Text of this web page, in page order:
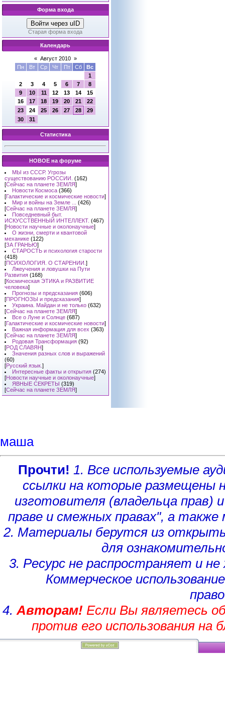
Форма входа
Войти через uID
Старая форма входа
Календарь
« Август 2010 »
Пн
Вт Ср Чт Пт Сб
Вс
1
2
3 4 5 6 7
8
9
10 11 12 13 14
15
16
17 18 19 20 21
22
23
24 25 26 27 28
29
30
31
Статистика
НОВОЕ на форуме
МЫ из СССР. Угрозы
существованию РОССИИ. (162)
[Сейчас на планете ЗЕМЛЯ]
Новости Космоса (366)
[Галактические и космические новости]
Мир и войны на Земле ...
(426)
[Сейчас на планете ЗЕМЛЯ]
Повседневный быт.
ИСКУССТВЕННЫЙ ИНТЕЛЛЕКТ. (467)
[Новости научные и околонаучные]
О жизни, смерти и квантовой
механике (122)
[ЗА ГРАНЬЮ]
СТАРОСТЬ и психология старости
(418)
[ПСИХОЛОГИЯ. О СТАРЕНИИ. ]
Лжеучения и ловушки на Пути
Развития (168)
[Космическая ЭТИКА и РАЗВИТИЕ
человека]
Прогнозы и предсказания (606)
[ПРОГНОЗЫ и предсказания]
Украина. Майдан и не только (632)
[Сейчас на планете ЗЕМЛЯ]
Все о Луне и Солнце (687)
[Галактические и космические новости]
Важная информация для всех (363)
[Сейчас на планете ЗЕМЛЯ]
Родовая Трансформация (92)
[РОД СЛАВЯН]
Значения разных слов и выражений
(60)
[Русский язык. ]
Интересные факты и открытия (274)
[Новости научные и околонаучные]
ЯВНЫЕ СЕКРЕТЫ (319)
[Сейчас на планете ЗЕМЛЯ]
маша
Прочти! 1. Все используемые
ссылки на которые размещены
изготовителя (владельца прав)
праве и смежных правах", а
2. Материалы берутся из
для
3. Ресурс не распространяет и
Коммерческое
4. Авторам!Если Вы являетесь
против его использования на